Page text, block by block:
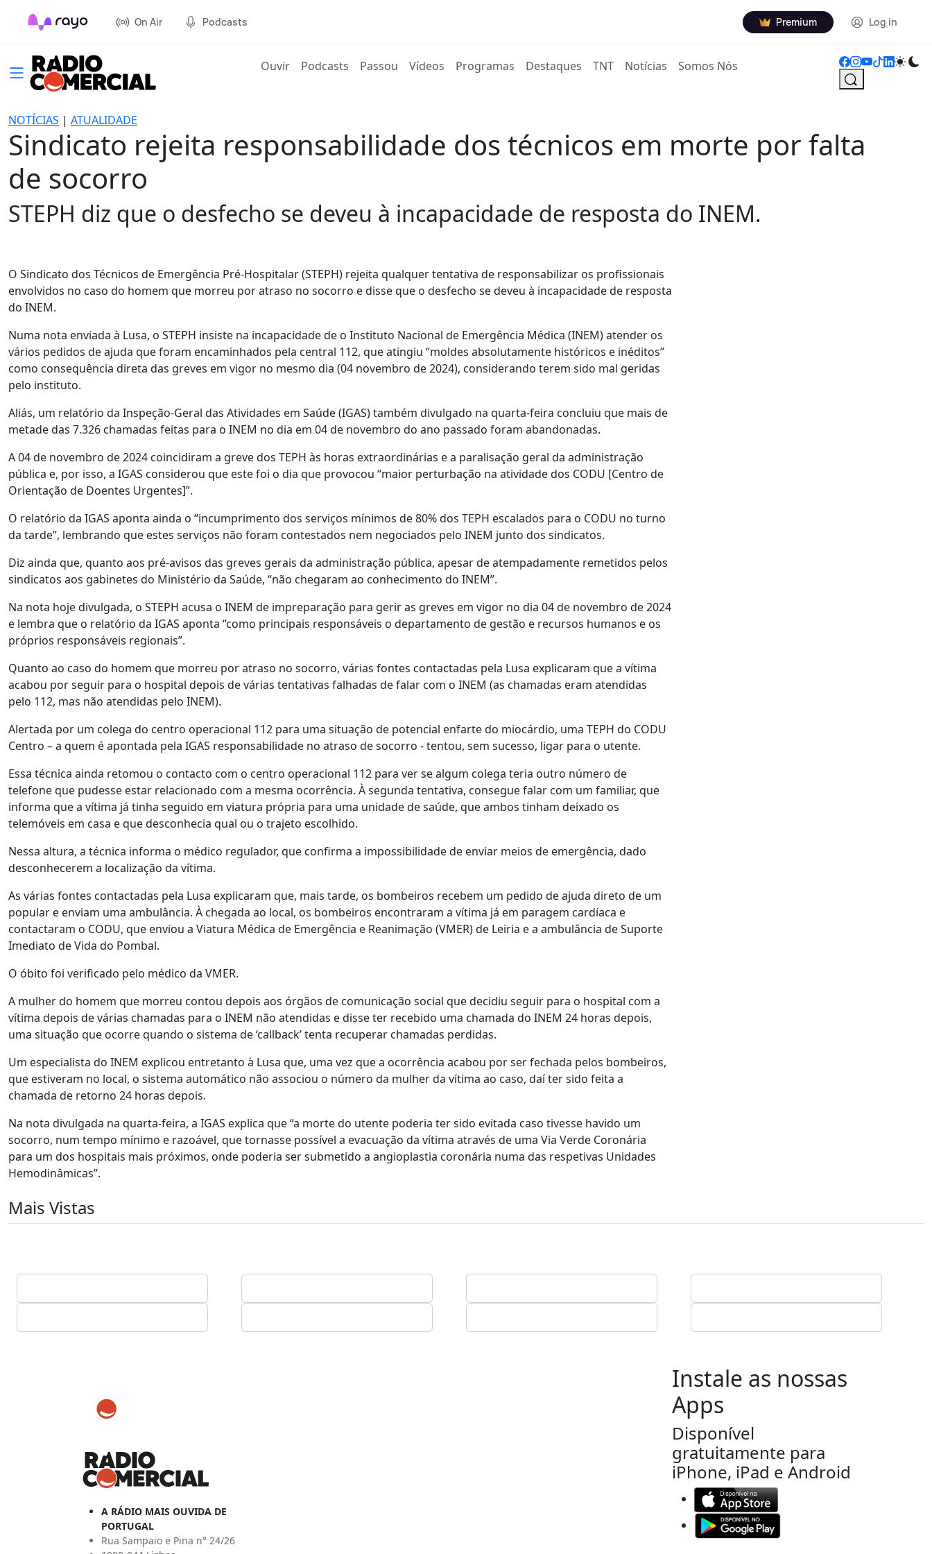
On Air Podcasts Premium Log in
Ouvir(current)
Podcasts Passou Vídeos Programas Destaques TNT Notícias Somos Nós
NOTÍCIAS | ATUALIDADE
Sindicato rejeita responsabilidade dos técnicos em morte por falta
de socorro
STEPH diz que o desfecho se deveu à incapacidade de resposta do INEM.
O Sindicato dos Técnicos de Emergência Pré-Hospitalar (STEPH) rejeita qualquer tentativa de responsabilizar os profissionais
envolvidos no caso do homem que morreu por atraso no socorro e disse que o desfecho se deveu à incapacidade de resposta
do INEM.
Numa nota enviada à Lusa, o STEPH insiste na incapacidade de o Instituto Nacional de Emergência Médica (INEM) atender os
vários pedidos de ajuda que foram encaminhados pela central 112, que atingiu “moldes absolutamente históricos e inéditos”
como consequência direta das greves em vigor no mesmo dia (04 novembro de 2024), considerando terem sido mal geridas
pelo instituto.
Aliás, um relatório da Inspeção-Geral das Atividades em Saúde (IGAS) também divulgado na quarta-feira concluiu que mais de
metade das 7.326 chamadas feitas para o INEM no dia em 04 de novembro do ano passado foram abandonadas.
A 04 de novembro de 2024 coincidiram a greve dos TEPH às horas extraordinárias e a paralisação geral da administração
pública e, por isso, a IGAS considerou que este foi o dia que provocou “maior perturbação na atividade dos CODU [Centro de
Orientação de Doentes Urgentes]”.
O relatório da IGAS aponta ainda o “incumprimento dos serviços mínimos de 80% dos TEPH escalados para o CODU no turno
da tarde”, lembrando que estes serviços não foram contestados nem negociados pelo INEM junto dos sindicatos.
Diz ainda que, quanto aos pré-avisos das greves gerais da administração pública, apesar de atempadamente remetidos pelos
sindicatos aos gabinetes do Ministério da Saúde, “não chegaram ao conhecimento do INEM”.
Na nota hoje divulgada, o STEPH acusa o INEM de impreparação para gerir as greves em vigor no dia 04 de novembro de 2024
e lembra que o relatório da IGAS aponta “como principais responsáveis o departamento de gestão e recursos humanos e os
próprios responsáveis regionais”.
Quanto ao caso do homem que morreu por atraso no socorro, várias fontes contactadas pela Lusa explicaram que a vítima
acabou por seguir para o hospital depois de várias tentativas falhadas de falar com o INEM (as chamadas eram atendidas
pelo 112, mas não atendidas pelo INEM).
Alertada por um colega do centro operacional 112 para uma situação de potencial enfarte do miocárdio, uma TEPH do CODU
Centro – a quem é apontada pela IGAS responsabilidade no atraso de socorro - tentou, sem sucesso, ligar para o utente.
Essa técnica ainda retomou o contacto com o centro operacional 112 para ver se algum colega teria outro número de
telefone que pudesse estar relacionado com a mesma ocorrência. À segunda tentativa, consegue falar com um familiar, que
informa que a vítima já tinha seguido em viatura própria para uma unidade de saúde, que ambos tinham deixado os
telemóveis em casa e que desconhecia qual ou o trajeto escolhido.
Nessa altura, a técnica informa o médico regulador, que confirma a impossibilidade de enviar meios de emergência, dado
desconhecerem a localização da vítima.
As várias fontes contactadas pela Lusa explicaram que, mais tarde, os bombeiros recebem um pedido de ajuda direto de um
popular e enviam uma ambulância. À chegada ao local, os bombeiros encontraram a vítima já em paragem cardíaca e
contactaram o CODU, que enviou a Viatura Médica de Emergência e Reanimação (VMER) de Leiria e a ambulância de Suporte
Imediato de Vida do Pombal.
O óbito foi verificado pelo médico da VMER.
A mulher do homem que morreu contou depois aos órgãos de comunicação social que decidiu seguir para o hospital com a
vítima depois de várias chamadas para o INEM não atendidas e disse ter recebido uma chamada do INEM 24 horas depois,
uma situação que ocorre quando o sistema de ‘callback’ tenta recuperar chamadas perdidas.
Um especialista do INEM explicou entretanto à Lusa que, uma vez que a ocorrência acabou por ser fechada pelos bombeiros,
que estiveram no local, o sistema automático não associou o número da mulher da vítima ao caso, daí ter sido feita a
chamada de retorno 24 horas depois.
Na nota divulgada na quarta-feira, a IGAS explica que “a morte do utente poderia ter sido evitada caso tivesse havido um
socorro, num tempo mínimo e razoável, que tornasse possível a evacuação da vítima através de uma Via Verde Coronária
para um dos hospitais mais próximos, onde poderia ser submetido a angioplastia coronária numa das respetivas Unidades
Hemodinâmicas”.
Mais Vistas
A RÁDIO MAIS OUVIDA DE
PORTUGAL
Rua Sampaio e Pina n° 24/26
Instale as nossas
Apps
Disponível
gratuitamente para
iPhone, iPad e Android